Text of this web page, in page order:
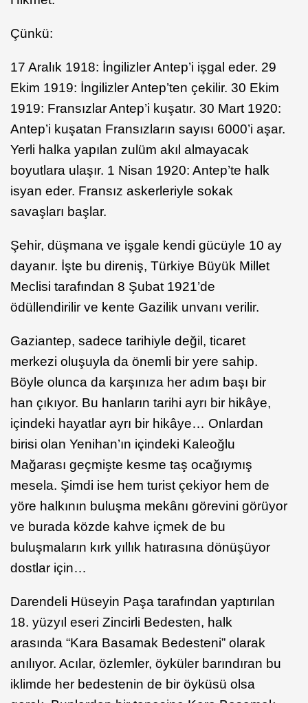
Çünkü:
17 Aralık 1918: İngilizler Antep’i işgal eder. 29
Ekim 1919: İngilizler Antep’ten çekilir. 30 Ekim
1919: Fransızlar Antep’i kuşatır. 30 Mart 1920:
Antep’i kuşatan Fransızların sayısı 6000’i aşar.
Yerli halka yapılan zulüm akıl almayacak
boyutlara ulaşır. 1 Nisan 1920: Antep’te halk
isyan eder. Fransız askerleriyle sokak
savaşları başlar.
Şehir, düşmana ve işgale kendi gücüyle 10 ay
dayanır. İşte bu direniş, Türkiye Büyük Millet
Meclisi tarafından 8 Şubat 1921’de
ödüllendirilir ve kente Gazilik unvanı verilir.
Gaziantep, sadece tarihiyle değil, ticaret
merkezi oluşuyla da önemli bir yere sahip.
Böyle olunca da karşınıza her adım başı bir
han çıkıyor. Bu hanların tarihi ayrı bir hikâye,
içindeki hayatlar ayrı bir hikâye… Onlardan
birisi olan Yenihan’ın içindeki Kaleoğlu
Mağarası geçmişte kesme taş ocağıymış
mesela. Şimdi ise hem turist çekiyor hem de
yöre halkının buluşma mekânı görevini görüyor
ve burada közde kahve içmek de bu
buluşmaların kırk yıllık hatırasına dönüşüyor
dostlar için…
Darendeli Hüseyin Paşa tarafından yaptırılan
18. yüzyıl eseri Zincirli Bedesten, halk
arasında “Kara Basamak Bedesteni” olarak
anılıyor. Acılar, özlemler, öyküler barındıran bu
iklimde her bedestenin de bir öyküsü olsa